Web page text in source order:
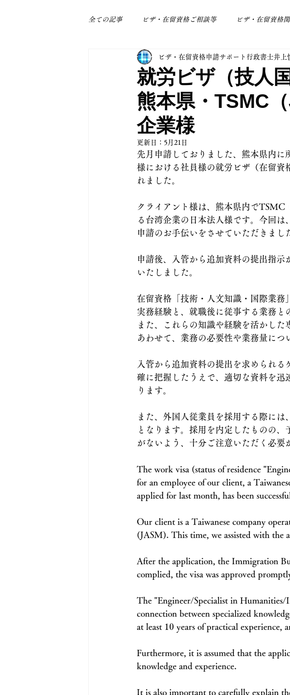
全ての記事 ビザ・在留資格ご相談等 ビザ・在留資格
身近なトラブル 補助金関係 その他 会社設
就労ビザ（技人
熊本県・TSMC
企業様
ビザ・在留資格申請サポート行政書士井上
更新日： 5月21日
先月申請しておりました、熊本県内に
様における社員様の就労ビザ（在留資
れました。
クライアント様は、熊本県内でTSMC
る台湾企業の日本法人様です。今回
申請のお手伝いをさせていただきまし
申請後、入管から追加資料の提出指
いたしました。
在留資格「技術・人文知識・国際業務
実務経験と、就職後に従事する業務と
また、これらの知識や経験を活かした
あわせて、業務の必要性や業務量につ
入管から追加資料の提出を求められ
確に把握したうえで、適切な資料を
ります。
また、外国人従業員を採用する際に
となります。採用を内定したものの
がないよう、十分ご注意いただく必要
The work visa (status of residence
for an employee of our client, a
applied for last month, has been
Our client is a Taiwanese company
(JASM). This time, we assisted with the
After the application, the Immigration
complied, the visa was approved
The "Engineer/Specialist in Humanities/
connection between specialized
at least 10 years of practical
Furthermore, it is assumed that the
knowledge and experience.
It is also important to carefully explain